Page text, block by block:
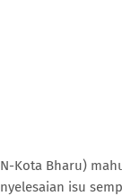
Kota Bharu)
isu